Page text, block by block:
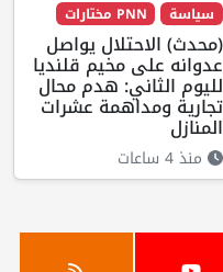
سياسة PNN مختارات
(محدث) الاحتلال يواصل
عدوانه على مخيم قلنديا
لليوم الثاني: هدم محال
تجارية ومداهمة عشرات
المنازل
منذ 4 ساعات